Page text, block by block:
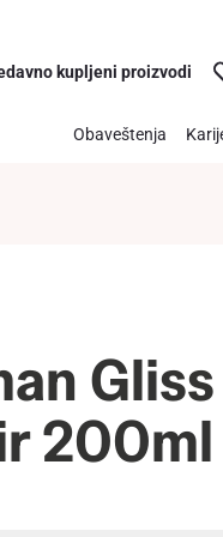
kupljeni proizvodi
Obaveštenja
200ml